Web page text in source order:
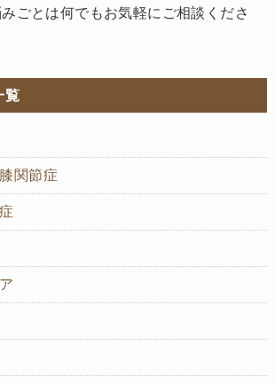
ごとは何でもお気軽にご相談くださ
覧
関節症